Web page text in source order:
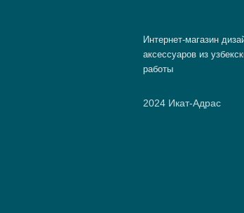
Интернет-магазин
аксессуаров из
работы
2024 Икат-Адрас